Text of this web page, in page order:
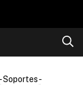
-Soportes-